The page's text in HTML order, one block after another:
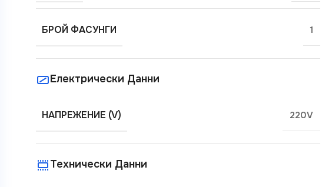
БРОЙ ФАСУНГИ 1
Електрически Данни
НАПРЕЖЕНИЕ (V) 220V
Технически Данни